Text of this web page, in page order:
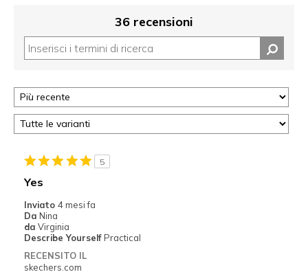
36 recensioni
5
Yes
Inviato 4 mesi fa
Da Nina
da Virginia
Describe Yourself Practical
RECENSITO IL
skechers.com